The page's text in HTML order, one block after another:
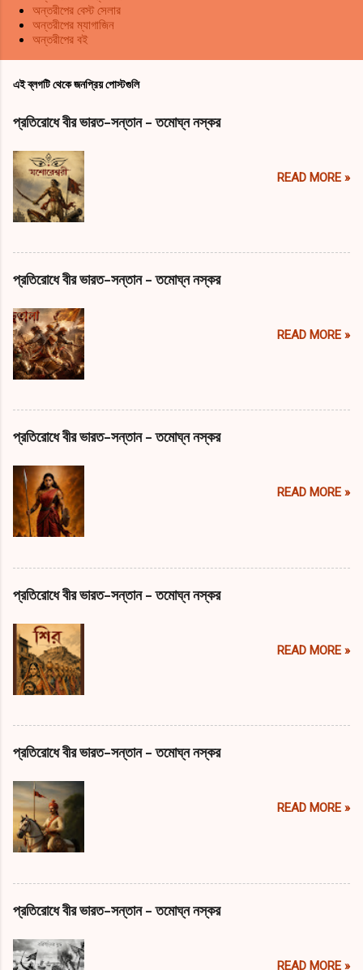
অন্তরীপের বেস্ট সেলার
অন্তরীপের ম্যাগাজিন
অন্তরীপের বই
এই ব্লগটি থেকে জনপ্রিয় পোস্টগুলি
প্রতিরোধে বীর ভারত-সন্তান - তমোঘ্ন নস্কর
READ MORE »
প্রতিরোধে বীর ভারত-সন্তান - তমোঘ্ন নস্কর
READ MORE »
প্রতিরোধে বীর ভারত-সন্তান - তমোঘ্ন নস্কর
READ MORE »
প্রতিরোধে বীর ভারত-সন্তান - তমোঘ্ন নস্কর
READ MORE »
প্রতিরোধে বীর ভারত-সন্তান - তমোঘ্ন নস্কর
READ MORE »
প্রতিরোধে বীর ভারত-সন্তান - তমোঘ্ন নস্কর
READ MORE »